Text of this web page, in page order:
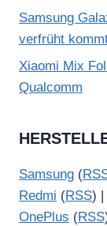
Samsung
verfrüht
Xiaomi Mix
Qualcomm
Samsung (
Redmi (RSS) |
OnePlus (RSS